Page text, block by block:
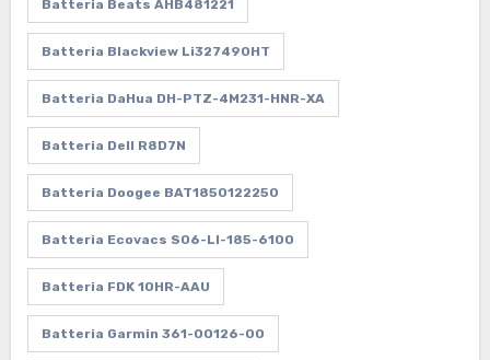
Batteria Beats AHB481221
Batteria Blackview Li327490HT
Batteria DaHua DH-PTZ-4M231-HNR-XA
Batteria Dell R8D7N
Batteria Doogee BAT1850122250
Batteria Ecovacs S06-LI-185-6100
Batteria FDK 10HR-AAU
Batteria Garmin 361-00126-00